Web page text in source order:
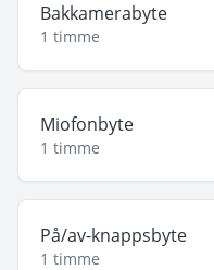
Bakkamerabyte
1 timme
Miofonbyte
1 timme
På/av-knappsbyte
1 timme